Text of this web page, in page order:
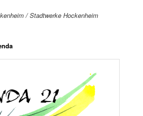
/ Stadtwerke Hockenheim